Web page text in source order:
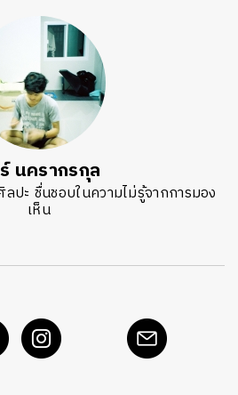
นครากรกุล
ปะ ชื่นชอบในความไม่รู้จากการมอง
เห็น